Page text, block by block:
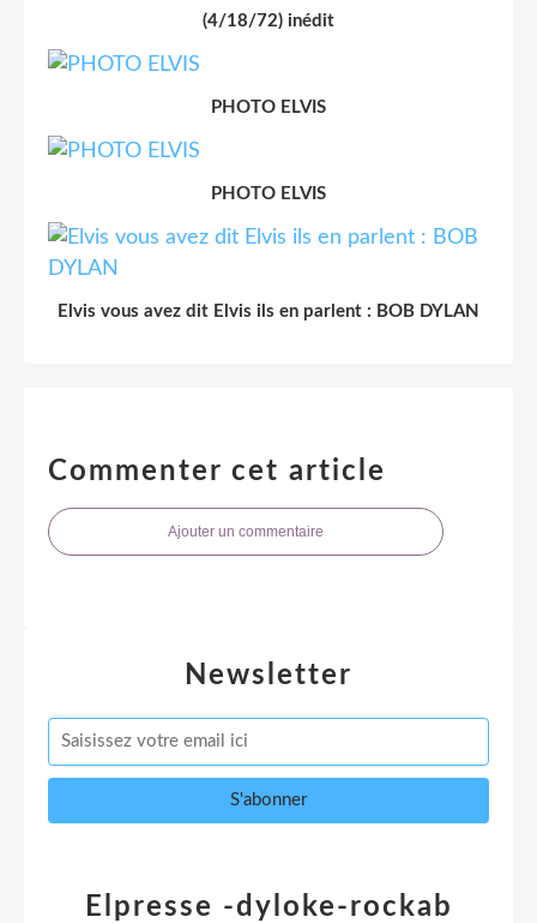
(4/18/72) inédit
PHOTO ELVIS
PHOTO ELVIS
Elvis vous avez dit Elvis ils en parlent : BOB DYLAN
Commenter cet article
Ajouter un commentaire
Newsletter
Elpresse -dyloke-rockab